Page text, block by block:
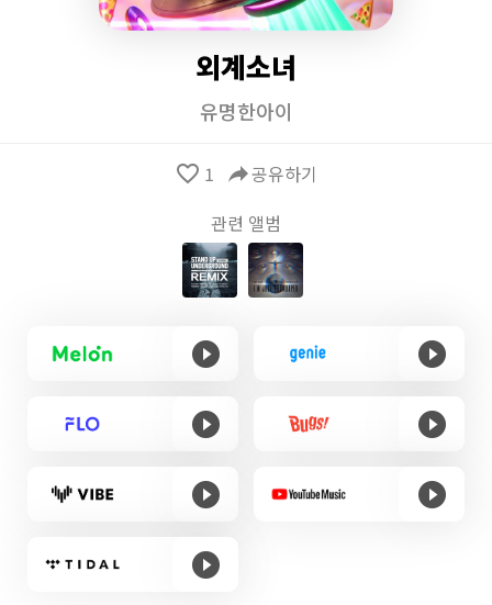
외계소녀
유명한아이
favorite_border 1 reply공유하기
관련 앨범